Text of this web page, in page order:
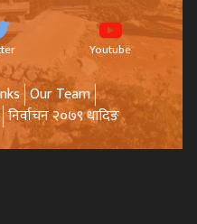
Youtube
Our Team
निर्वाचन २०७९ धादिङ